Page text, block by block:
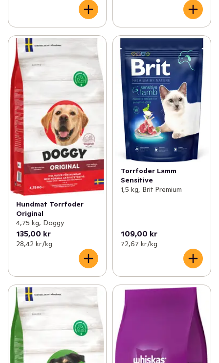
Hundmat Torrfoder
Original
4,75 kg, Doggy
135,00 kr
28,42 kr /kg
Torrfoder Lamm
Sensitive
1,5 kg, Brit Premium
109,00 kr
72,67 kr /kg